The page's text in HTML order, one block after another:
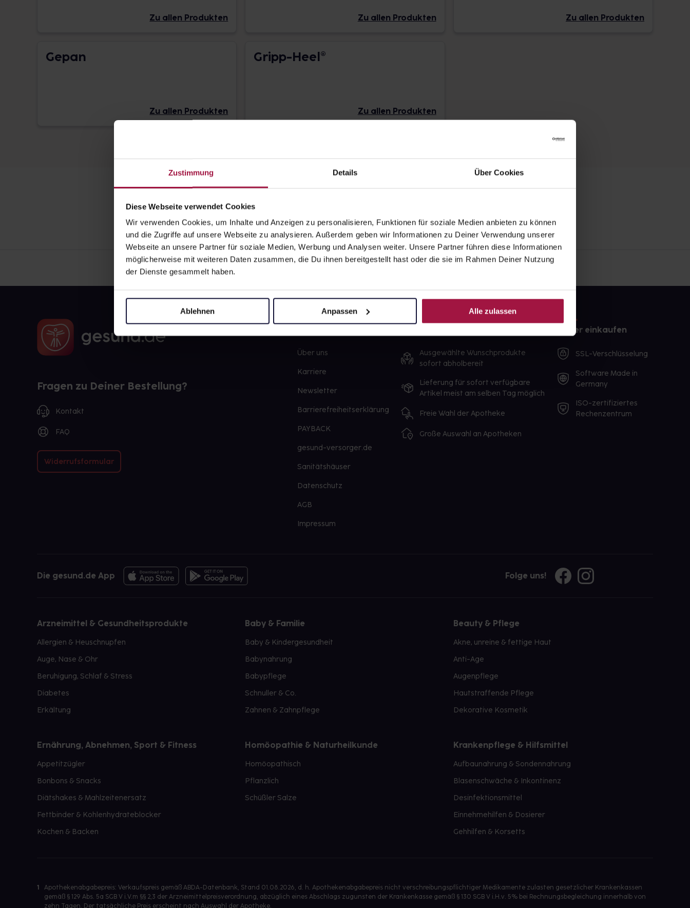
Zustimmung Details Über Cookies
Diese Webseite verwendet Cookies
Wir verwenden Cookies, um Inhalte und Anzeigen zu personalisieren, Funktionen für soziale Medien anbieten zu können
und die Zugriffe auf unsere Webseite zu analysieren. Außerdem geben wir Informationen zu Deiner Verwendung unserer
Webseite an unsere Partner für soziale Medien, Werbung und Analysen weiter. Unsere Partner führen diese Informationen
möglicherweise mit weiteren Daten zusammen, die Du ihnen bereitgestellt hast oder die sie im Rahmen Deiner Nutzung
der Dienste gesammelt haben.
Ablehnen Anpassen Alle zulassen
Zu allen Produkten Zu allen Produkten Zu allen Produkten
Gepan
Zu allen Produkten
Gripp-Heel®
Zu allen Produkten
Fragen zu Deiner Bestellung?
Kontakt
FAQ
Widerrufsformular
Über uns
Karriere
Newsletter
Barrierefreiheitserklärung
PAYBACK
gesund-versorger.de
Sanitätshäuser
Datenschutz
AGB
Impressum
Ausgewählte Wunschprodukte
sofort abholbereit
Lieferung für sofort verfügbare
Artikel meist am selben Tag möglich
Freie Wahl der Apotheke
Große Auswahl an Apotheken
Sicher einkaufen
SSL-Verschlüsselung
Software Made in
Germany
ISO-zertifiziertes
Rechenzentrum
Die gesund.de App Folge uns!
Arzneimittel & Gesundheitsprodukte
Allergien & Heuschnupfen
Auge, Nase & Ohr
Beruhigung, Schlaf & Stress
Diabetes
Erkältung
Baby & Familie
Baby & Kindergesundheit
Babynahrung
Babypflege
Schnuller & Co.
Zahnen & Zahnpflege
Beauty & Pflege
Akne, unreine & fettige Haut
Anti-Age
Augenpflege
Hautstraffende Pflege
Dekorative Kosmetik
Ernährung, Abnehmen, Sport & Fitness
Appetitzügler
Bonbons & Snacks
Diätshakes & Mahlzeitenersatz
Fettbinder & Kohlenhydrateblocker
Kochen & Backen
Homöopathie & Naturheilkunde
Homöopathisch
Pflanzlich
Schüßler Salze
Krankenpflege & Hilfsmittel
Aufbaunahrung & Sondennahrung
Blasenschwäche & Inkontinenz
Desinfektionsmittel
Einnehmehilfen & Dosierer
Gehhilfen & Korsetts
1
Apothekenabgabepreis: Verkaufspreis gemäß ABDA-Datenbank, Stand 01.08.2026, d. h. Apothekenabgabepreis nicht verschreibungspflichtiger Medikamente zulasten gesetzlicher Krankenkassen
gemäß § 129 Abs. 5a SGB V i.V.m §§ 2,3 der Arzneimittelpreisverordnung, abzüglich eines Abschlags zugunsten der Krankenkasse gemäß § 130 SGB V i.H.v. 5% bei Rechnungsbegleichung innerhalb von
zehn Tagen. Der tatsächliche Preis erscheint nach Auswahl der Apotheke.